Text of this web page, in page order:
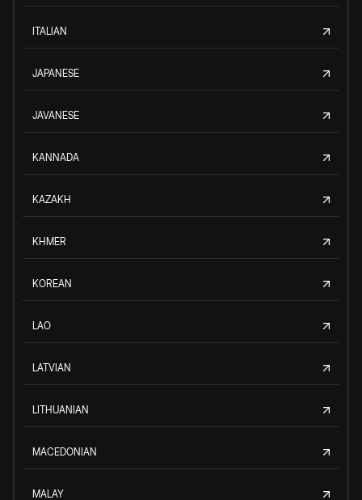
ITALIAN
JAPANESE
JAVANESE
KANNADA
KAZAKH
KHMER
KOREAN
LAO
LATVIAN
LITHUANIAN
MACEDONIAN
MALAY